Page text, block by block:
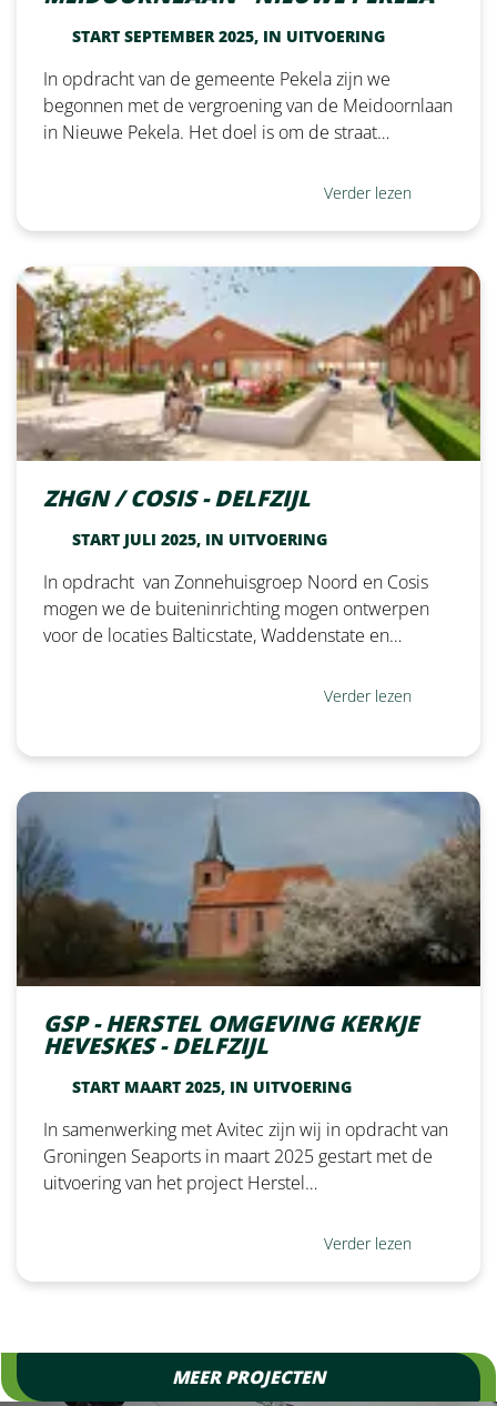
START SEPTEMBER 2025, IN UITVOERING
In opdracht van de gemeente Pekela zijn we
begonnen met de vergroening van de Meidoornlaan
in Nieuwe Pekela. Het doel is om de straat…
Verder lezen
ZHGN / COSIS - DELFZIJL
START JULI 2025, IN UITVOERING
In opdracht van Zonnehuisgroep Noord en Cosis
mogen we de buiteninrichting mogen ontwerpen
voor de locaties Balticstate, Waddenstate en…
Verder lezen
GSP - HERSTEL OMGEVING KERKJE
HEVESKES - DELFZIJL
START MAART 2025, IN UITVOERING
In samenwerking met Avitec zijn wij in opdracht van
Groningen Seaports in maart 2025 gestart met de
uitvoering van het project Herstel…
Verder lezen
MEER PROJECTEN